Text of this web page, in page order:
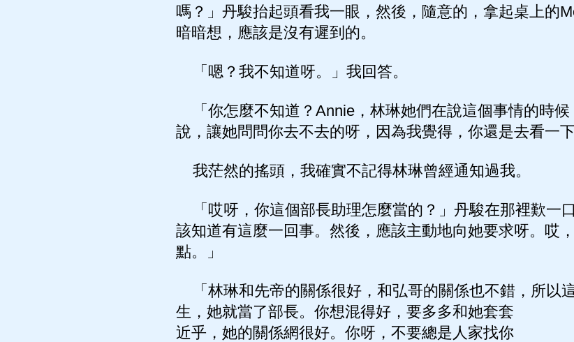
嗎？」丹駿抬起頭看我一眼，然後，隨意的，拿起桌上的
暗暗想，應該是沒有遲到的。
「嗯？我不知道呀。」我回答。
「你怎麼不知道？Annie，林琳她們在說這個事情的時候
說，讓她問問你去不去的呀，因為我覺得，你還是去看一
我茫然的搖頭，我確實不記得林琳曾經通知過我。
「哎呀，你這個部長助理怎麼當的？」丹駿在那裡歎一
該知道有這麼一回事。然後，應該主動地向她要求呀。哎
點。」
「林琳和先帝的關係很好，和弘哥的關係也不錯，所以
生，她就當了部長。你想混得好，要多多和她套套
近乎，她的關係網很好。你呀，不要總是人家找你